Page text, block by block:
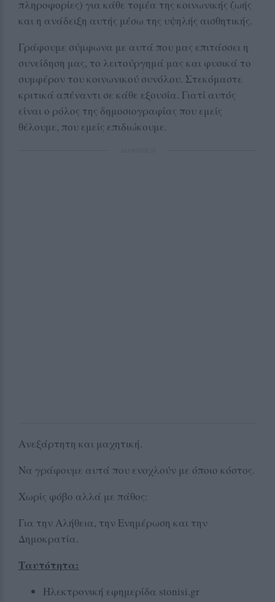
πληροφορίες) για κάθε τομέα της κοινωνικής ζωής
και η ανάδειξη αυτής μέσω της υψηλής αισθητικής.
Γράφουμε σύμφωνα με αυτά που μας επιτάσσει η
συνείδηση μας, το λειτούργημά μας και φυσικά το
συμφέρον του κοινωνικού συνόλου. Στεκόμαστε
κριτικά απέναντι σε κάθε εξουσία. Γιατί αυτός
είναι ο ρόλος της δημοσιογραφίας που εμείς
θέλουμε, που εμείς επιδιώκουμε.
Ανεξάρτητη και μαχητική.
Να γράφουμε αυτά που ενοχλούν με όποιο κόστος.
Χωρίς φόβο αλλά με πάθος:
Για την Αλήθεια, την Ενημέρωση και την
Δημοκρατία.
Ταυτότητα:
Ηλεκτρονική εφημερίδα stonisi.gr